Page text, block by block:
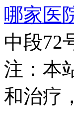
哪家医
中段72
注：本
和治疗